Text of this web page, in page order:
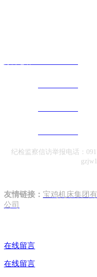
纪检监察信访举报电话：
友情链接： 宝鸡机床集团
公司
在线留言
在线留言